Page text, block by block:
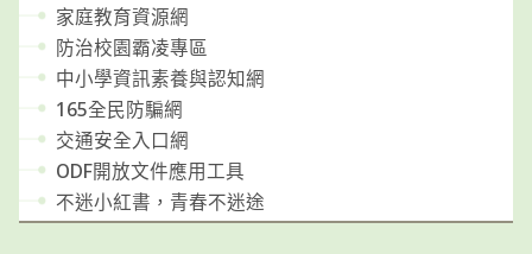
家庭教育資源網
防治校園霸凌專區
中小學資訊素養與認知網
165全民防騙網
交通安全入口網
ODF開放文件應用工具
不迷小紅書，青春不迷途